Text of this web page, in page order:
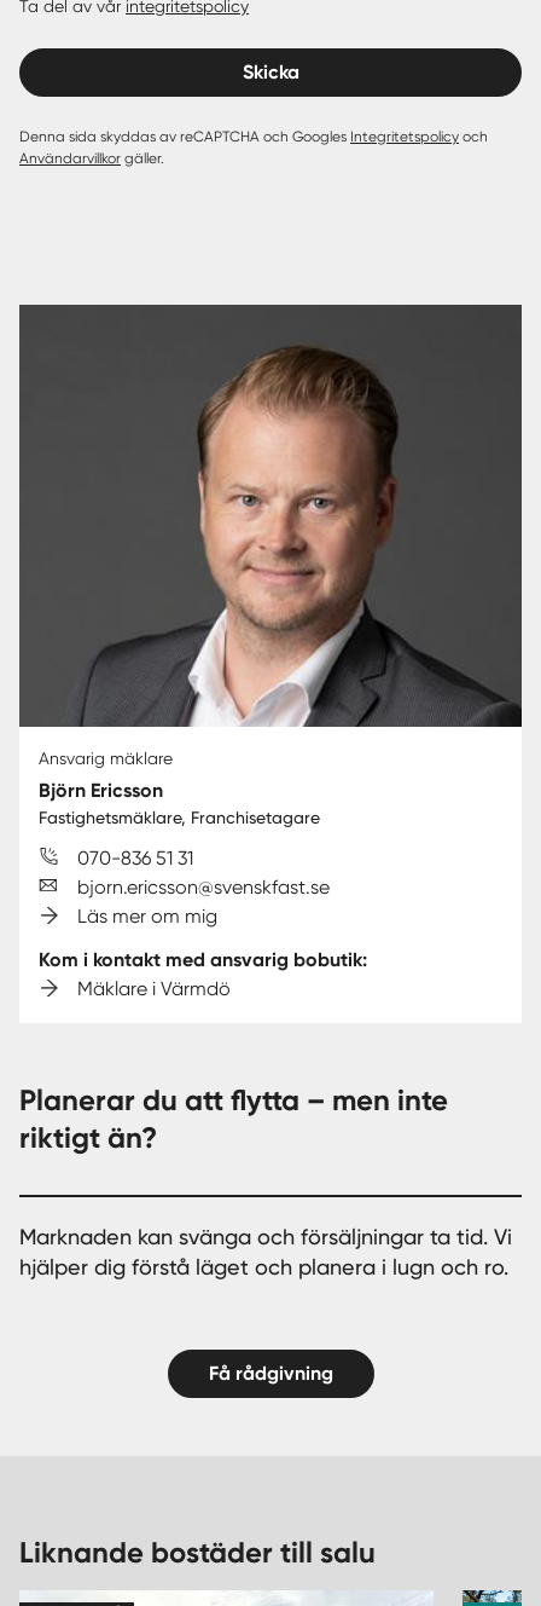
Ta del av vår integritetspolicy
Skicka
Denna sida skyddas av reCAPTCHA och Googles Integritetspolicy och
Användarvillkor gäller.
Ansvarig mäklare
Björn Ericsson
Fastighetsmäklare, Franchisetagare
070-836 51 31
bjorn.ericsson@svenskfast.se
Läs mer om mig
Kom i kontakt med ansvarig bobutik:
Mäklare i Värmdö
Planerar du att flytta – men inte
riktigt än?
Marknaden kan svänga och försäljningar ta tid. Vi
hjälper dig förstå läget och planera i lugn och ro.
Få rådgivning
Liknande bostäder till salu